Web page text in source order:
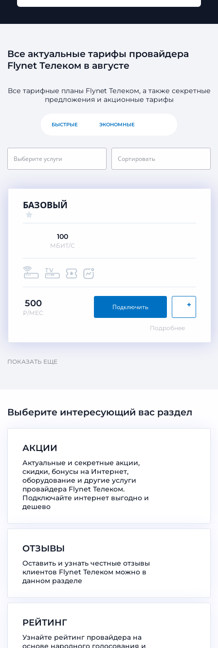
Все актуальные тарифы провайдера
Flynet Телеком в августе
Все тарифные планы Flynet Телеком, а также секретные
предложения и акционные тарифы
БЫСТРЫЕ ЭКОНОМНЫЕ
Выберите услуги Сортировать
БАЗОВЫЙ
100
МБИТ/С
500
₽/МЕС
+
Подключить
Подробнее
ПОКАЗАТЬ ЕЩЕ
Выберите интересующий вас раздел
АКЦИИ
Актуальные и секретные акции,
скидки, бонусы на Интернет,
оборудование и другие услуги
провайдера Flynet Телеком.
Подключайте интернет выгодно и
дешево
ОТЗЫВЫ
Оставить и узнать честные отзывы
клиентов Flynet Телеком можно в
данном разделе
РЕЙТИНГ
Узнайте рейтинг провайдера на
основе народного голосования и